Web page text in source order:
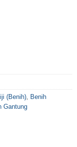
(Benih), Benih
Gantung